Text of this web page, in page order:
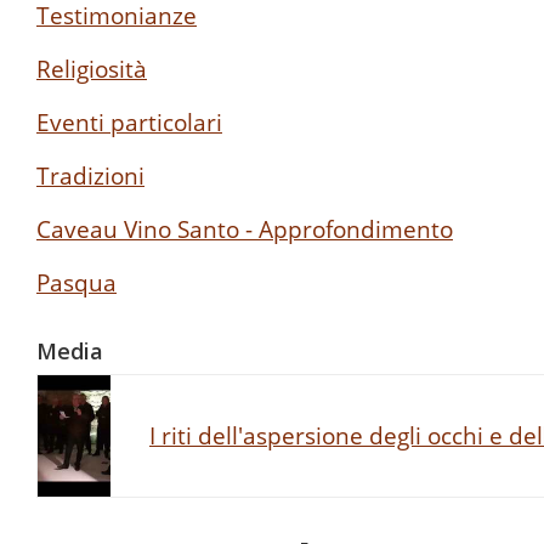
Testimonianze
Religiosità
Eventi particolari
Tradizioni
Caveau Vino Santo - Approfondimento
Pasqua
Media
I riti dell'aspersione degli occhi e